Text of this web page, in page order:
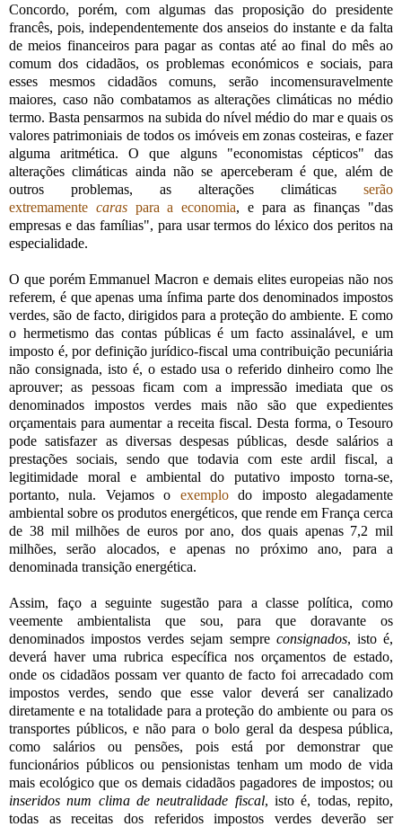
Concordo, porém, com algumas das proposição do presidente
francês, pois, independentemente dos anseios do instante e da falta
de meios financeiros para pagar as contas até ao final do mês ao
comum dos cidadãos, os problemas económicos e sociais, para
esses mesmos cidadãos comuns, serão incomensuravelmente
maiores, caso não combatamos as alterações climáticas no médio
termo. Basta pensarmos na subida do nível médio do mar e quais os
valores patrimoniais de todos os imóveis em zonas costeiras, e fazer
alguma aritmética. O que alguns "economistas cépticos" das
alterações climáticas ainda não se aperceberam é que, além de
outros problemas, as alterações climáticas serão
extremamente caraspara a economia, e para as finanças "das
empresas e das famílias", para usar termos do léxico dos peritos na
especialidade.
O que porém Emmanuel Macron e demais elites europeias não nos
referem, é que apenas uma ínfima parte dos denominados impostos
verdes, são de facto, dirigidos para a proteção do ambiente. E como
o hermetismo das contas públicas é um facto assinalável, e um
imposto é, por definição jurídico-fiscal uma contribuição pecuniária
não consignada, isto é, o estado usa o referido dinheiro como lhe
aprouver; as pessoas ficam com a impressão imediata que os
denominados impostos verdes mais não são que expedientes
orçamentais para aumentar a receita fiscal. Desta forma, o Tesouro
pode satisfazer as diversas despesas públicas, desde salários a
prestações sociais, sendo que todavia com este ardil fiscal, a
legitimidade moral e ambiental do putativo imposto torna-se,
portanto, nula. Vejamos o exemplodo imposto alegadamente
ambiental sobre os produtos energéticos, que rende em França cerca
de 38 mil milhões de euros por ano, dos quais apenas 7,2 mil
milhões, serão alocados, e apenas no próximo ano, para a
denominada transição energética.
Assim, faço a seguinte sugestão para a classe política, como
veemente ambientalista que sou, para que doravante os
denominados impostos verdes sejam sempre consignados, isto é,
deverá haver uma rubrica específica nos orçamentos de estado,
onde os cidadãos possam ver quanto de facto foi arrecadado com
impostos verdes, sendo que esse valor deverá ser canalizado
diretamente e na totalidade para a proteção do ambiente ou para os
transportes públicos, e não para o bolo geral da despesa pública,
como salários ou pensões, pois está por demonstrar que
funcionários públicos ou pensionistas tenham um modo de vida
mais ecológico que os demais cidadãos pagadores de impostos; ou
inseridos num clima de neutralidade fiscal, isto é, todas, repito,
todas as receitas dos referidos impostos verdes deverão ser